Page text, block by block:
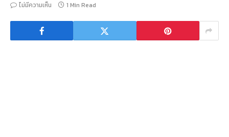
ไม่มีความเห็น
1 Min Read